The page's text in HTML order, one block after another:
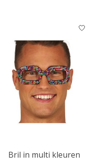
Bril in multi kleuren